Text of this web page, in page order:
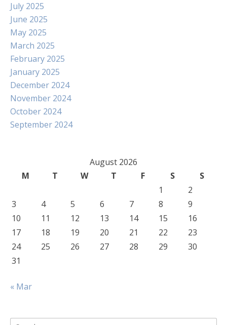
July 2025
June 2025
May 2025
March 2025
February 2025
January 2025
December 2024
November 2024
October 2024
September 2024
August 2026
M
T W T F S
S
1
2
3
4 5 6 7 8
9
10
11 12 13 14 15
16
17
18 19 20 21 22
23
24
25 26 27 28 29
30
31
« Mar